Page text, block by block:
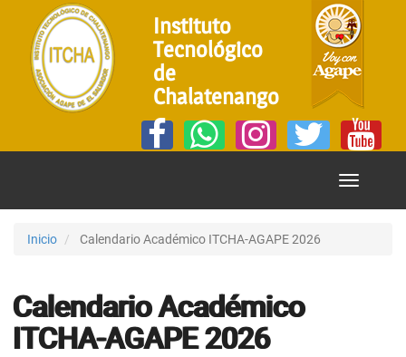
Instituto
Tecnológico
de
Chalatenango
Mostrar
Inicio Calendario Académico ITCHA-AGAPE 2026
Calendario Académico
ITCHA-AGAPE 2026